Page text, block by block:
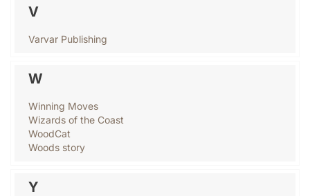
V
Varvar Publishing
W
Winning Moves
Wizards of the Coast
WoodCat
Woods story
Y